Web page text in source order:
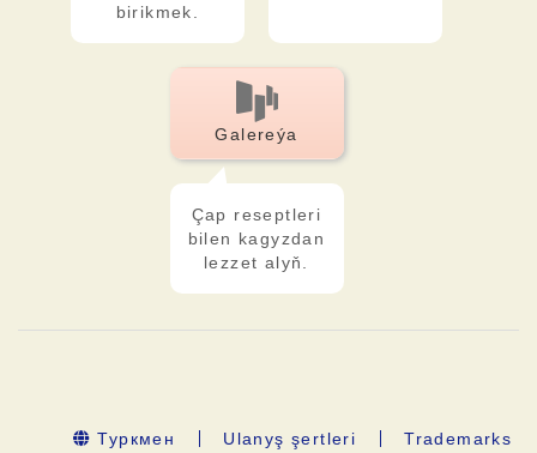
birikmek.
Galereýa
Çap reseptleri
bilen kagyzdan
lezzet alyň.
Туркмен Ulanyş şertleri Trademarks